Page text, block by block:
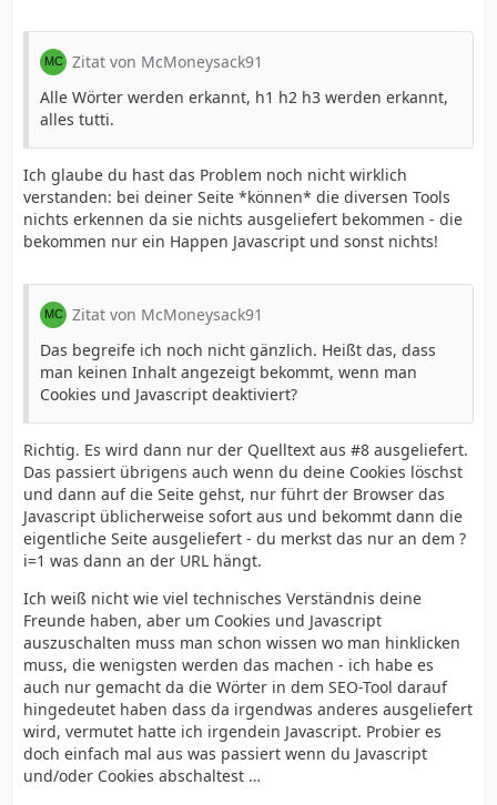
Zitat von McMoneysack91
Alle Wörter werden erkannt, h1 h2 h3 werden erkannt,
alles tutti.
Ich glaube du hast das Problem noch nicht wirklich
verstanden: bei deiner Seite *können* die diversen Tools
nichts erkennen da sie nichts ausgeliefert bekommen - die
bekommen nur ein Happen Javascript und sonst nichts!
Zitat von McMoneysack91
Das begreife ich noch nicht gänzlich. Heißt das, dass
man keinen Inhalt angezeigt bekommt, wenn man
Cookies und Javascript deaktiviert?
Richtig. Es wird dann nur der Quelltext aus #8 ausgeliefert.
Das passiert übrigens auch wenn du deine Cookies löschst
und dann auf die Seite gehst, nur führt der Browser das
Javascript üblicherweise sofort aus und bekommt dann die
eigentliche Seite ausgeliefert - du merkst das nur an dem ?
i=1 was dann an der URL hängt.
Ich weiß nicht wie viel technisches Verständnis deine
Freunde haben, aber um Cookies und Javascript
auszuschalten muss man schon wissen wo man hinklicken
muss, die wenigsten werden das machen - ich habe es
auch nur gemacht da die Wörter in dem SEO-Tool darauf
hingedeutet haben dass da irgendwas anderes ausgeliefert
wird, vermutet hatte ich irgendein Javascript. Probier es
doch einfach mal aus was passiert wenn du Javascript
und/oder Cookies abschaltest …